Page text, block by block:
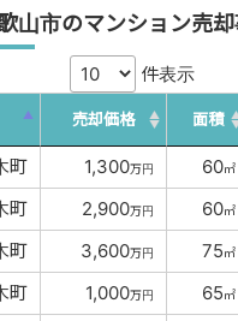
山市のマンション売
件表示
売却価格 面積
町 1,300万円 60㎡
町
2,900万円 60㎡
町
3,600万円 75㎡
町
1,000万円 65㎡